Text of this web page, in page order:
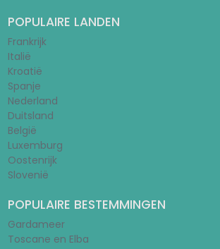
POPULAIRE LANDEN
Frankrijk
Italië
Kroatië
Spanje
Nederland
Duitsland
België
Luxemburg
Oostenrijk
Slovenië
POPULAIRE BESTEMMINGEN
Gardameer
Toscane en Elba